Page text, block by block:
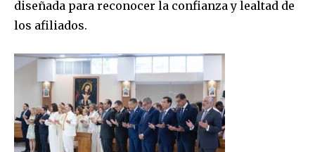
diseñada para reconocer la confianza y lealtad de
los afiliados.